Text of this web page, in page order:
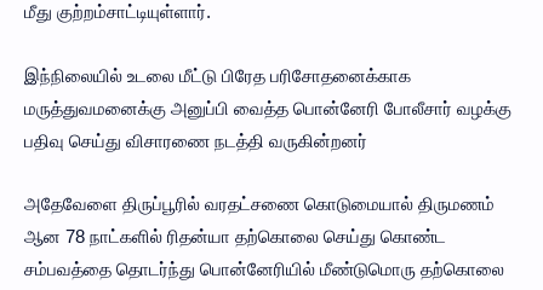
மீது குற்றம்சாட்டியுள்ளார்.
இந்நிலையில் உடலை மீட்டு பிரேத பரிசோதனைக்காக
மருத்துவமனைக்கு அனுப்பி வைத்த பொன்னேரி போலீசார் வழக்கு
பதிவு செய்து விசாரணை நடத்தி வருகின்றனர்
அதேவேளை திருப்பூரில் வரதட்சணை கொடுமையால் திருமணம்
ஆன 78 நாட்களில் ரிதன்யா தற்கொலை செய்து கொண்ட
சம்பவத்தை தொடர்ந்து பொன்னேரியில் மீண்டுமொரு தற்கொலை